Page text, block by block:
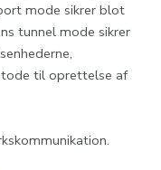
mode sikrer blot
tunnel mode sikrer
til oprettelse af